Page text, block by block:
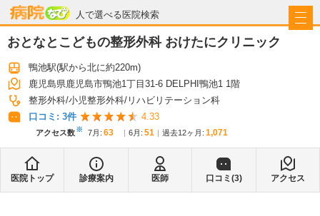
人で選べる医院検索
病院なび
おとなとこどもの整形外科 おけたにクリニック
鴨池駅(駅から北に約220m)
鹿児島県鹿児島市鴨池1丁目31-6 DELPHI鴨池1 1階
整形外科 小児整形外科 リハビリテーション科
口コミ: 3件 4.33
アクセス数※ 7月 : 63 6月 : 51 過去12ヶ月: 1,071
医院トップ 診療案内 医師 口コミ(3) アクセス